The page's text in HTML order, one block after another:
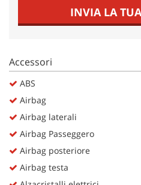
INVIA LA
Accessori
ABS
Airbag
Airbag laterali
Airbag Passeggero
Airbag posteriore
Airbag testa